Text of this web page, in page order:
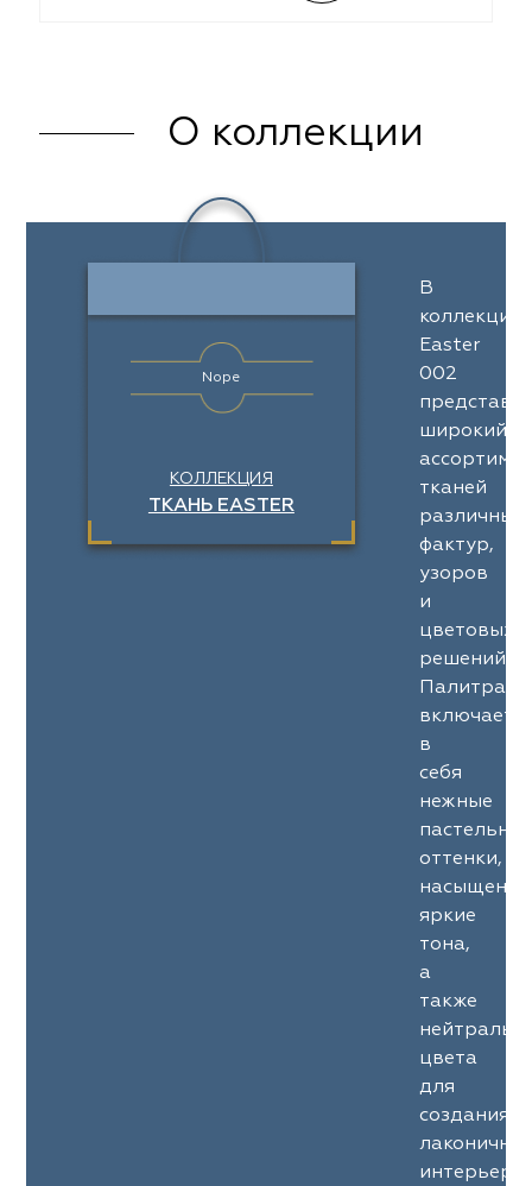
О коллекции
Nope
КОЛЛЕКЦИЯ
ТКАНЬ EASTER
В
коллекции
Easter
002
широкий
тканей
различных
фактур,
узоров
и
цветовых
решений.
Палитра
включает
в
себя
нежные
оттенки,
яркие
тона,
а
также
цвета
для
создания